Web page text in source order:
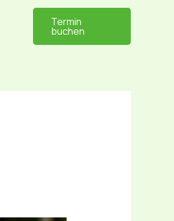
Termin
buchen